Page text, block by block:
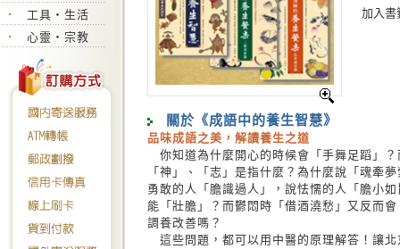
工具‧生活
心靈‧宗教
加入書
關於《成語中的養生智慧》
品味成語之美，解讀養生之道
你知道為什麼開心的時候會「手舞足蹈」
「神」、「志」是指什麼？為什麼說「魂牽
勇敢的人「膽識過人」，說怯懦的人「膽小
能「壯膽」？而鬱悶時「借酒澆愁」又反而
調養改善嗎？
這些問題，都可以用中醫的原理解答！讓